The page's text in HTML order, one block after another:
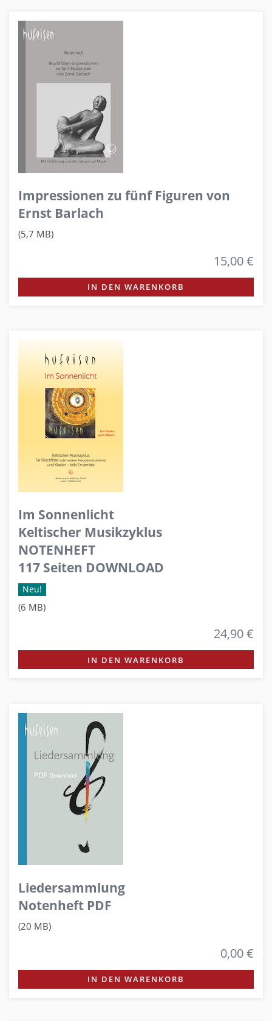
Impressionen zu fünf Figuren von
Ernst Barlach
(5,7 MB)
15,00 €
IN DEN WARENKORB
Im Sonnenlicht
Keltischer Musikzyklus
NOTENHEFT
117 Seiten DOWNLOAD
Neu!
(6 MB)
24,90 €
IN DEN WARENKORB
Liedersammlung
Notenheft PDF
(20 MB)
0,00 €
IN DEN WARENKORB